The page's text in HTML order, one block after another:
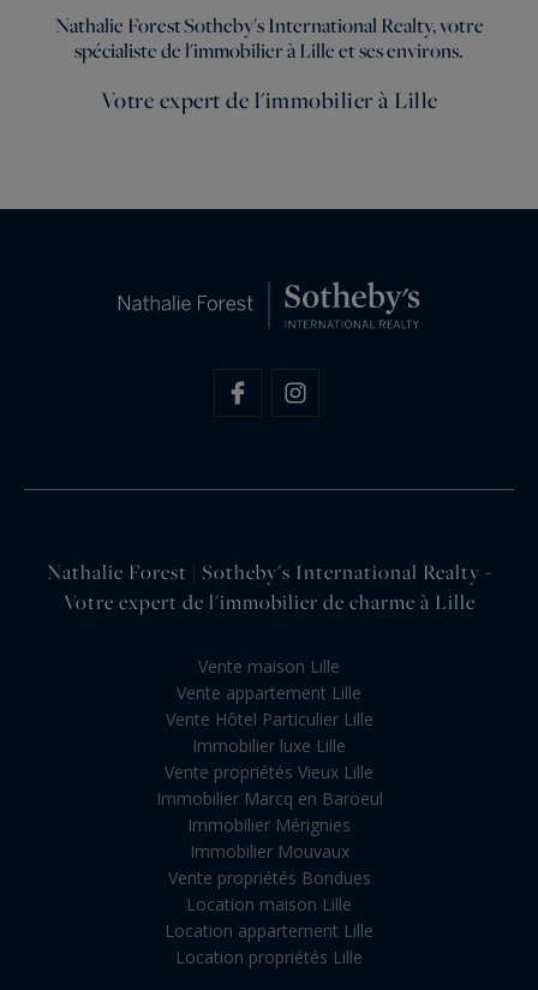
Nathalie Forest Sotheby'sInternational Realty, votre
spécialiste de l'immobilier à Lille et ses environs.
Votre expert de l'immobilier à Lille
Nathalie Forest | Sotheby's International Realty -
Votre expert de l'immobilier de charme à Lille
Vente maison Lille
Vente appartement Lille
Vente Hôtel Particulier Lille
Immobilier luxe Lille
Vente propriétés Vieux Lille
Immobilier Marcq en Baroeul
Immobilier Mérignies
Immobilier Mouvaux
Vente propriétés Bondues
Location maison Lille
Location appartement Lille
Location propriétés Lille